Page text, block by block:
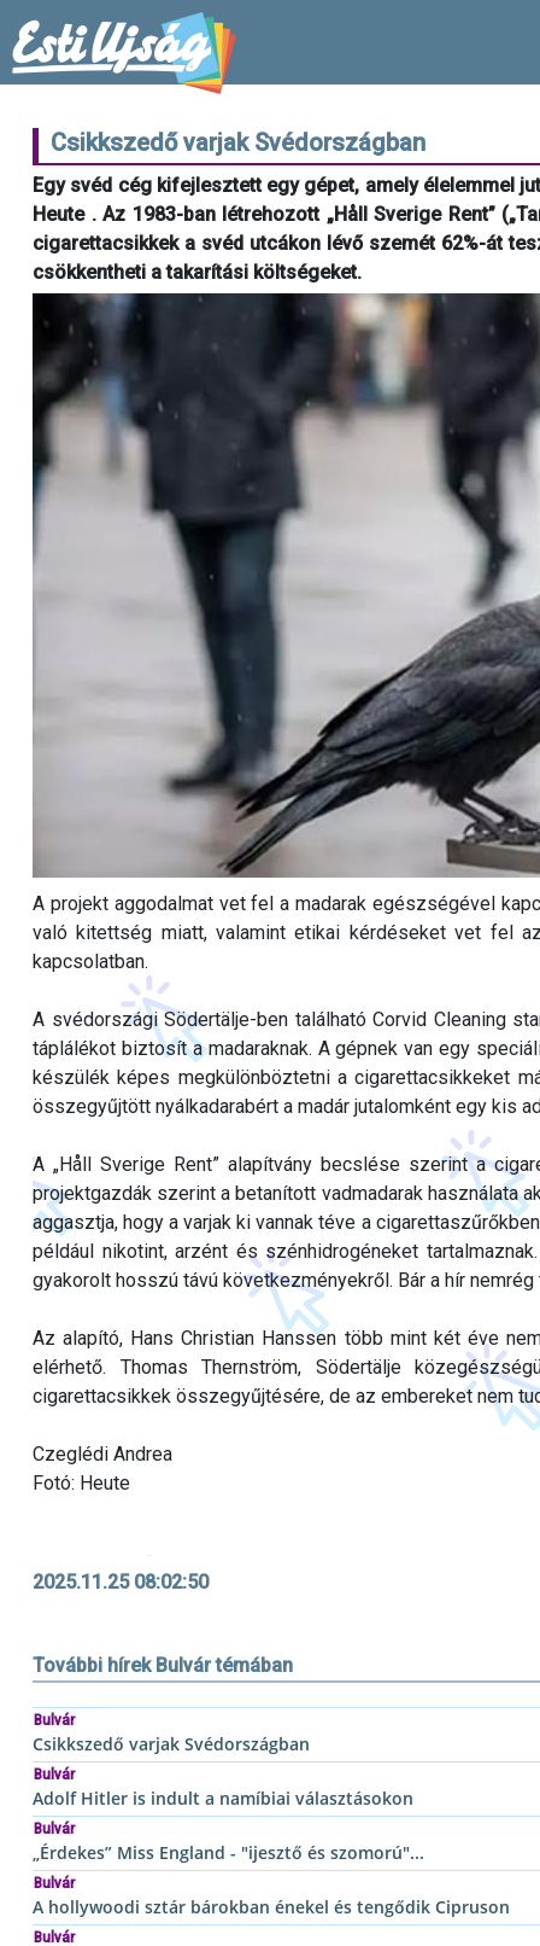
Csikkszedő varjak Svédországban
Egy svéd cég kifejlesztett egy gépet, amely élelemmel
Heute . Az 1983-ban létrehozott „Håll Sverige Rent”
cigarettacsikkek a svéd utcákon lévő szemét 62%-át
csökkentheti a takarítási költségeket.
A projekt aggodalmat vet fel a madarak egészségével
való kitettség miatt, valamint etikai kérdéseket vet fel
kapcsolatban.
A svédországi Södertälje-ben található Corvid Cleaning
táplálékot biztosít a madaraknak. A gépnek van egy
készülék képes megkülönböztetni a cigarettacsikkeket
összegyűjtött nyálkadarabért a madár jutalomként egy kis
A „Håll Sverige Rent” alapítvány becslése szerint a
projektgazdák szerint a betanított vadmadarak használata
aggasztja, hogy a varjak ki vannak téve a
például nikotint, arzént és szénhidrogéneket
gyakorolt hosszú távú következményekről. Bár a hír
Az alapító, Hans Christian Hanssen több mint két éve
elérhető. Thomas Thernström, Södertälje
cigarettacsikkek összegyűjtésére, de az embereket nem
Czeglédi Andrea
Fotó: Heute
2025.11.25 08:02:50
További hírek Bulvár témában
Bulvár
Csikkszedő varjak Svédországban
Bulvár
Adolf Hitler is indult a namíbiai választásokon
Bulvár
„Érdekes” Miss England - "ijesztő és szomorú"...
Bulvár
A hollywoodi sztár bárokban énekel és tengődik Cipruson
Bulvár